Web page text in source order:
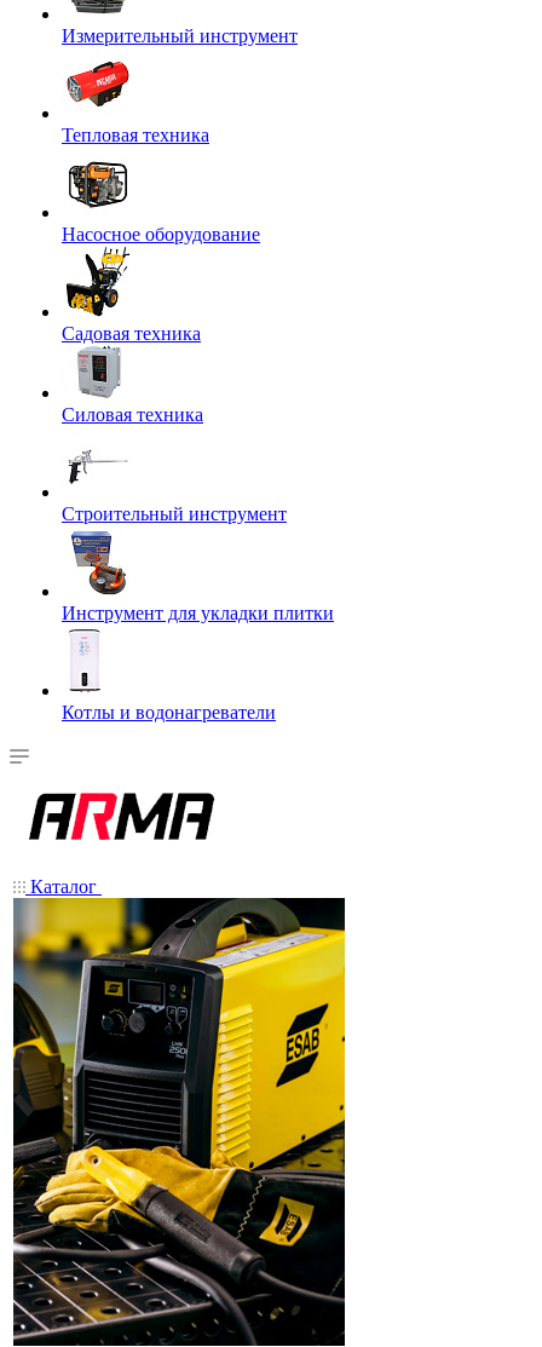
Измерительный инструмент
Тепловая техника
Насосное оборудование
Садовая техника
Силовая техника
Строительный инструмент
Инструмент для укладки плитки
Котлы и водонагреватели
Каталог